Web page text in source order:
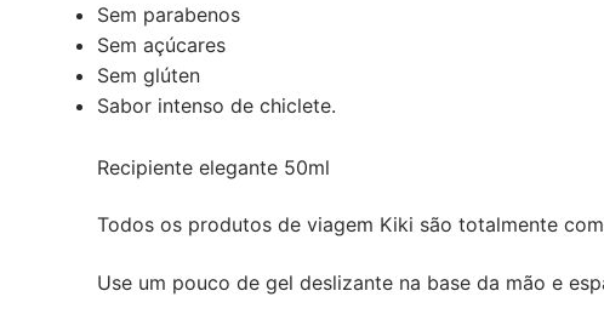
Sem parabenos
Sem açúcares
Sem glúten
Sabor intenso de chiclete.
Recipiente elegante 50ml
Todos os produtos de viagem Kiki são totalmente
Use um pouco de gel deslizante na base da mão e